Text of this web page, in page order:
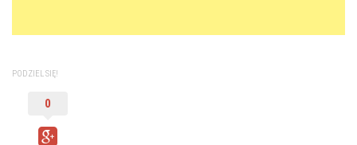
PODZIEL SIĘ!
0